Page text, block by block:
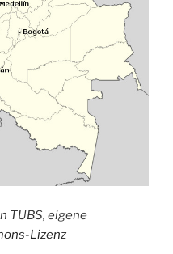
TUBS, eigene
Lizenz